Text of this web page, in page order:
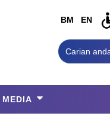
BM EN
MEDIA